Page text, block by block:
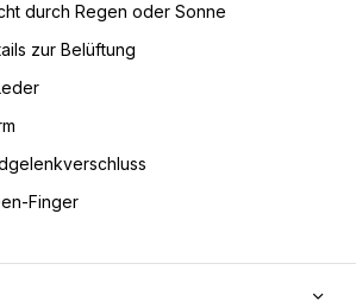
durch Regen oder Sonne
zur Belüftung
Finger